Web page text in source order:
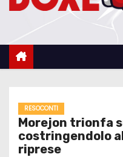
c
RESOCONTI
Morejon trionfa
costringendolo
riprese